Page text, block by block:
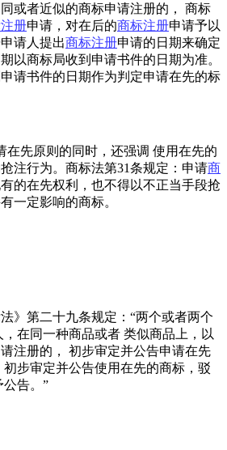
或者近似的商标申请注册的， 商标
册申请，对在后的商标注册申请予以
请人提出商标注册申请的日期来确定
以商标局收到申请书件的日期为准。
请书件的日期作为判定申请在先的标
先原则的同时，还强调 使用在先的
注行为。商标法第31条规定：申请商
的在先权利，也不得以不正当手段抢
一定影响的商标。
》第二十九条规定：“两个或者两个
，在同一种商品或者 类似商品上，以
注册的， 初步审定并公告申请在先
步审定并公告使用在先的商标，驳
公告。”